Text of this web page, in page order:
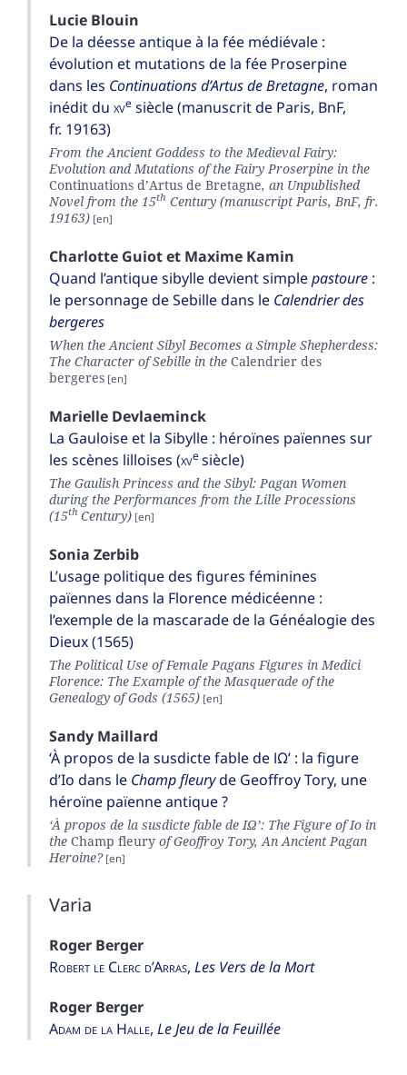
Lucie Blouin
De la déesse antique à la fée médiévale :
évolution et mutations de la fée Proserpine
dans les Continuations d’Artus de Bretagne, roman
inédit du xve siècle (manuscrit de Paris, BnF,
fr. 19163)
From the Ancient Goddess to the Medieval Fairy:
Evolution and Mutations of the Fairy Proserpine in the
Continuations d’Artus de Bretagne, an Unpublished
Novel from the 15th Century (manuscript Paris, BnF, fr.
19163)
Charlotte Guiotet Maxime Kamin
Quand l’antique sibylle devient simplepastoure :
le personnage de Sebille dans le Calendrier des
bergeres
When the Ancient Sibyl Becomes a Simple Shepherdess:
The Character of Sebille in the Calendrier des
bergeres
Marielle Devlaeminck
La Gauloise et la Sibylle : héroïnes païennes sur
les scènes lilloises (xvesiècle)
The Gaulish Princess and the Sibyl: Pagan Women
during the Performances from the Lille Processions
(15th Century)
Sonia Zerbib
L’usage politique des figures féminines
païennes dans la Florence médicéenne :
l’exemple de la mascarade de la Généalogie des
Dieux (1565)
The Political Use of Female Pagans Figures in Medici
Florence: The Example of the Masquerade of the
Genealogy of Gods (1565)
Sandy Maillard
‘À propos de la susdicte fable de ΙΩ’ : la figure
d’Io dans le Champ fleuryde Geoffroy Tory, une
héroïne païenne antique ?
‘À propos de la susdicte fable de ΙΩ’: The Figure of Io in
the Champ fleury of Geoffroy Tory, An Ancient Pagan
Heroine?
Varia
Roger Berger
Robert le Clerc d’Arras, Les Vers de la Mort
Roger Berger
Adam de la Halle, Le Jeu de la Feuillée